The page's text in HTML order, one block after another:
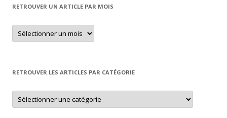
RETROUVER UN ARTICLE PAR MOIS
Retrouver
un
article
RETROUVER LES ARTICLES PAR CATÉGORIE
Retrouver
les
articles